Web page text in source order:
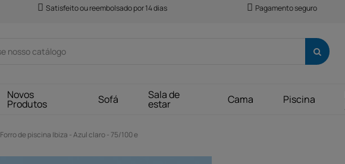
Satisfeito ou reembolsado por 14 dias Pagamento seguro
Novos
Produtos Sofá Sala de
estar Cama Piscina
Forro de piscina Ibiza - Azul claro - 75/100 e